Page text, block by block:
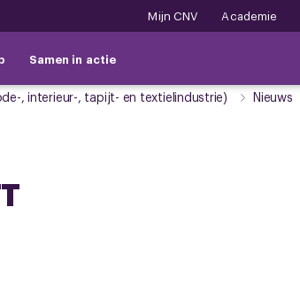
Mijn CNV Academie
Samen in actie
, interieur-, tapijt- en textielindustrie) Nieuws